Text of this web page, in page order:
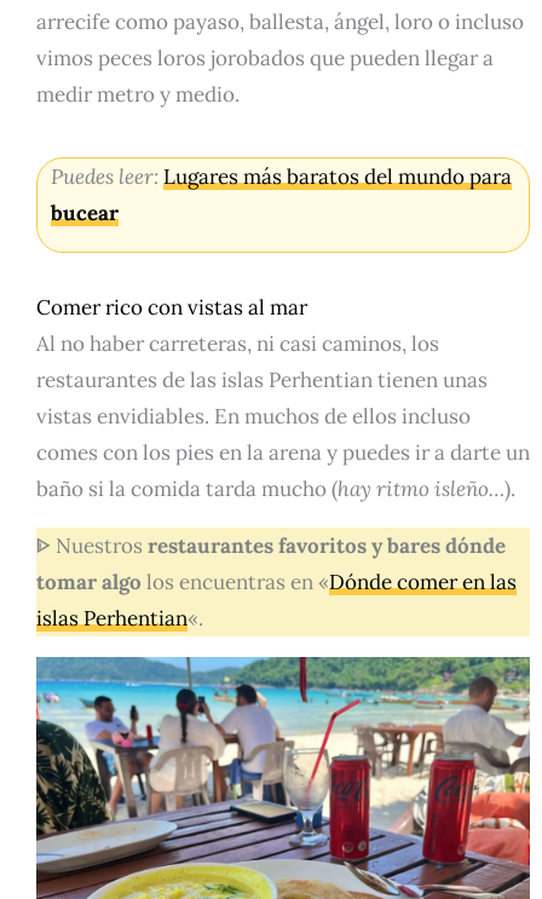
arrecife como payaso, ballesta, ángel, loro o incluso
vimos peces loros jorobados que pueden llegar a
medir metro y medio.
Puedes leer:Lugares más baratos del mundo para
bucear
Comer rico con vistas al mar
Al no haber carreteras, ni casi caminos, los
restaurantes de las islas Perhentian tienen unas
vistas envidiables. En muchos de ellos incluso
comes con los pies en la arena y puedes ir a darte un
baño si la comida tarda mucho (hay ritmo isleño…).
ᐈ Nuestros restaurantes favoritos y bares dónde
tomar algo los encuentras en «Dónde comer en las
islas Perhentian«.